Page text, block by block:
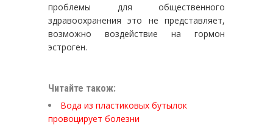
проблемы для общественного
здравоохранения это не представляет,
возможно воздействие на гормон
эстроген.
Читайте також:
Вода из пластиковых бутылок
провоцирует болезни